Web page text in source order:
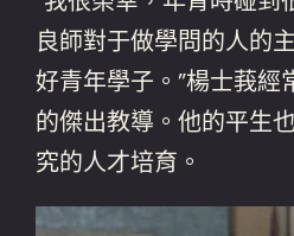
良師對于做學問的人的
好青年學子。”楊士莪經
的傑出教導。他的平生
究的人才培育。